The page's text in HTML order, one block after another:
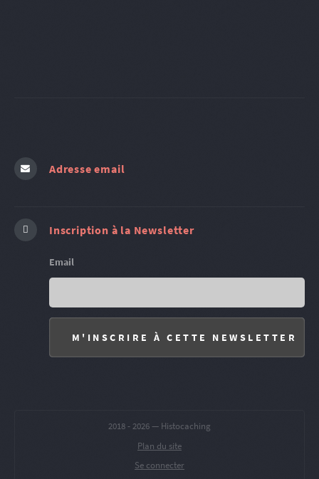
Adresse email
Inscription à la Newsletter
Email
2018 - 2026 — Histocaching
Plan du site
Se connecter